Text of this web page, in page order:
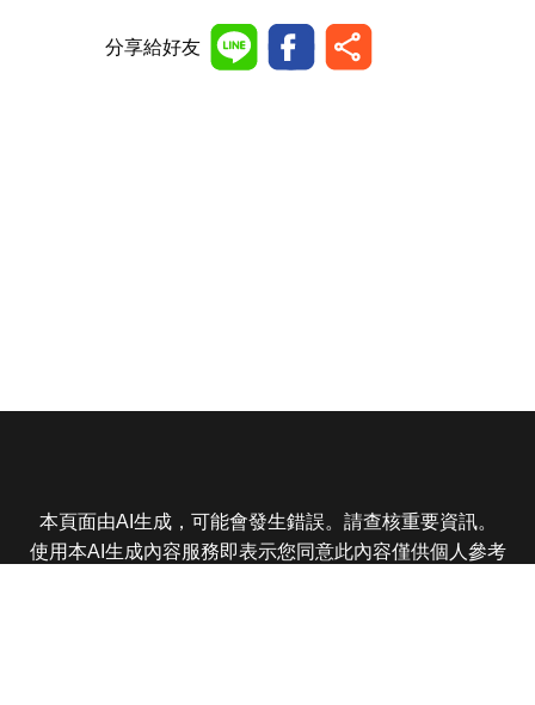
分享給好友
本頁面由AI生成，可能會發生錯誤。請查核重要資訊。
使用本AI生成內容服務即表示您同意此內容僅供個人參考